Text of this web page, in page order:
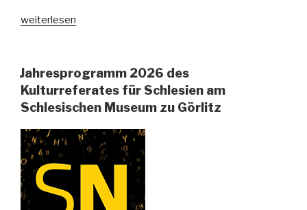
„Große
Veranstaltungen
zu
Schlesien“
weiterlesen
Jahresprogramm 2026 des
Kulturreferates für Schlesien am
Schlesischen Museum zu Görlitz